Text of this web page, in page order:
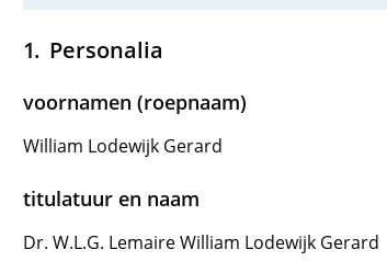
Personalia
voornamen (roepnaam)
William Lodewijk Gerard
titulatuur en naam
Dr. W.L.G. Lemaire William Lodewijk Gerard